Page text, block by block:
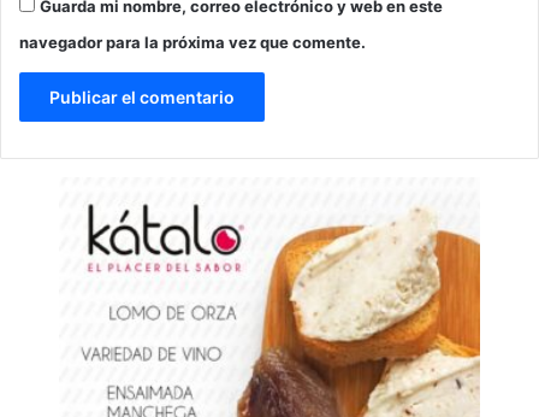
Guarda mi nombre, correo electrónico y web en este
navegador para la próxima vez que comente.